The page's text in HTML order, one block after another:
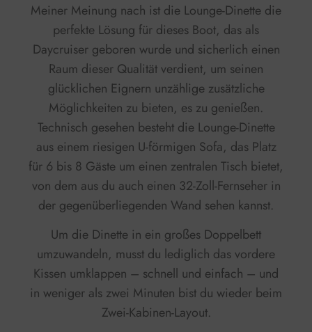
Meiner Meinung nach ist die Lounge-Dinette die
perfekte Lösung für dieses Boot, das als
Daycruiser geboren wurde und sicherlich einen
Raum dieser Qualität verdient, um seinen
glücklichen Eignern unzählige zusätzliche
Möglichkeiten zu bieten, es zu genießen.
Technisch gesehen besteht die Lounge-Dinette
aus einem riesigen U-förmigen Sofa, das Platz
für 6 bis 8 Gäste um einen zentralen Tisch bietet,
von dem aus du auch einen 32-Zoll-Fernseher in
der gegenüberliegenden Wand sehen kannst.
Um die Dinette in ein großes Doppelbett
umzuwandeln, musst du lediglich das vordere
Kissen umklappen – schnell und einfach – und
in weniger als zwei Minuten bist du wieder beim
Zwei-Kabinen-Layout.